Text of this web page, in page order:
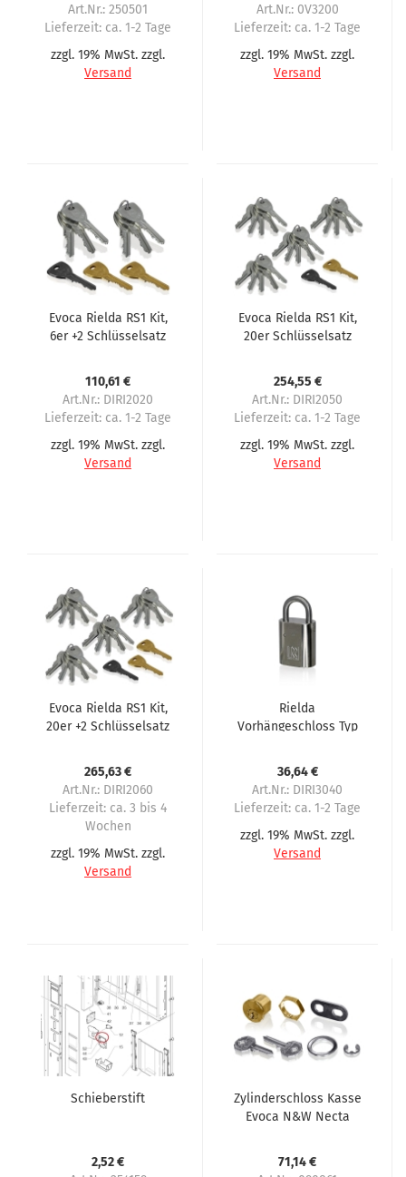
Art.Nr.: 250501
Lieferzeit: ca. 1-2 Tage
zzgl. 19% MwSt. zzgl.
Versand
Art.Nr.: 0V3200
Lieferzeit: ca. 1-2 Tage
zzgl. 19% MwSt. zzgl.
Versand
Evoca Rielda RS1 Kit,
6er +2 Schlüsselsatz
110,61 €
Art.Nr.: DIRI2020
Lieferzeit: ca. 1-2 Tage
zzgl. 19% MwSt. zzgl.
Versand
Evoca Rielda RS1 Kit,
20er Schlüsselsatz
254,55 €
Art.Nr.: DIRI2050
Lieferzeit: ca. 1-2 Tage
zzgl. 19% MwSt. zzgl.
Versand
Evoca Rielda RS1 Kit,
20er +2 Schlüsselsatz
265,63 €
Art.Nr.: DIRI2060
Lieferzeit: ca. 3 bis 4
Wochen
zzgl. 19% MwSt. zzgl.
Versand
Rielda
Vorhängeschloss Typ
36,64 €
Art.Nr.: DIRI3040
Lieferzeit: ca. 1-2 Tage
zzgl. 19% MwSt. zzgl.
Versand
Schieberstift
2,52 €
Zylinderschloss Kasse
Evoca N&W Necta
71,14 €